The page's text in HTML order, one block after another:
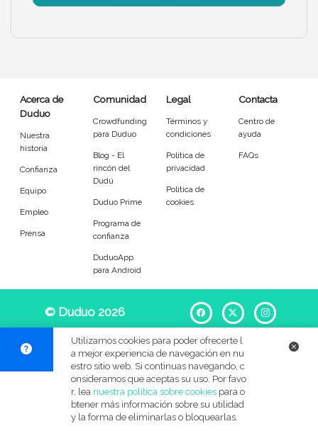
Entrenador Asistente
Tipo de atención
Masajista
Peluquería
Pedicura Depilación
Idiomas del dudú
Cerrar Filtrar
Acerca de
Duduo
Nuestra
historia
Confianza
Equipo
Empleo
Prensa
Comunidad
Crowdfunding
para Duduo
Blog - El
rincón del
Dudú
Duduo Prime
Programa de
confianza
DuduoApp
para Android
Legal
Términos y
condiciones
Política de
privacidad
Política de
cookies
Contacta
Centro de
ayuda
FAQs
© Duduo 2026 Facebook
X
Utilizamos cookies para poder ofrecerte l
a mejor experiencia de navegación en nu
estro sitio web. Si continuas navegando, c
onsideramos que aceptas su uso. Por favo
r, lea nuestra política sobre cookiespara o
btener más información sobre su utilidad
y la forma de eliminarlas o bloquearlas.